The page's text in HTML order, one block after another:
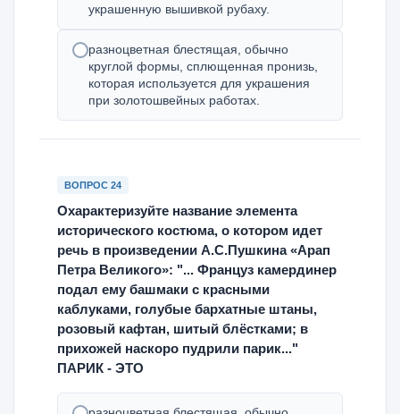
украшенную вышивкой рубаху.
разноцветная блестящая, обычно
круглой формы, сплющенная пронизь,
которая используется для украшения
при золотошвейных работах.
ВОПРОС 24
Охарактеризуйте название элемента
исторического костюма, о котором идет
речь в произведении А.С.Пушкина «Арап
Петра Великого»: "... Француз камердинер
подал ему башмаки с красными
каблуками, голубые бархатные штаны,
розовый кафтан, шитый блёстками; в
прихожей наскоро пудрили парик..."
ПАРИК - ЭТО